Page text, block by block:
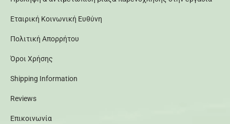
Εταιρική Κοινωνική Ευθύνη
Πολιτική Απορρήτου
Όροι Χρήσης
Shipping Information
Reviews
Επικοινωνία